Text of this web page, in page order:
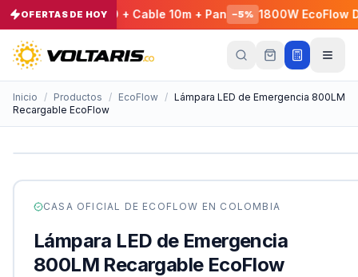
OFERTAS DE HOY
- EcoFlow E980 + Cable 10m + Pan −5% 1800W EcoFlow
Inicio / Productos / EcoFlow / Lámpara LED de Emergencia 800LM
Recargable EcoFlow
CASA OFICIAL DE ECOFLOW EN COLOMBIA
Lámpara LED de Emergencia
800LM Recargable EcoFlow
Tu
Vacío
Tu
vacío
al
y
págalos